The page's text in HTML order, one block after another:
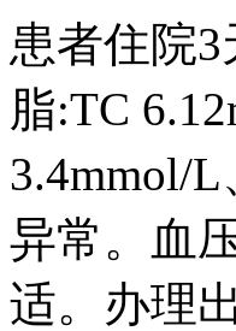
患者住院
脂:TC
3.4mmol/
异常。血
适。办理